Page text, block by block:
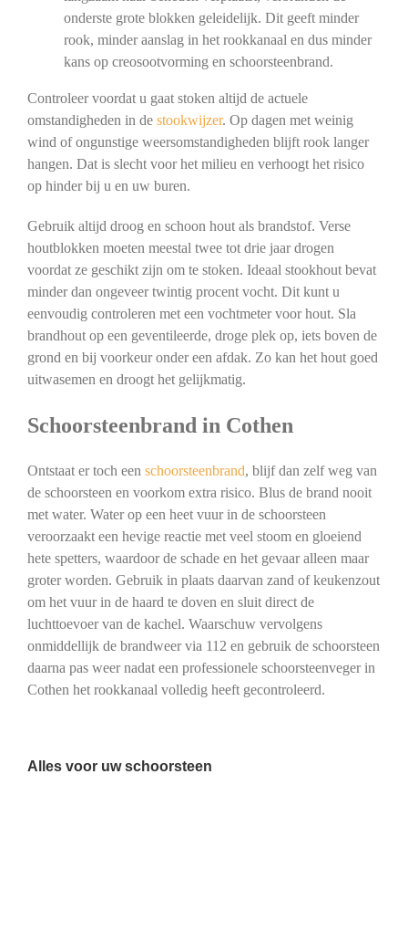
onderste grote blokken geleidelijk. Dit geeft minder
rook, minder aanslag in het rookkanaal en dus minder
kans op creosootvorming en schoorsteenbrand.
Controleer voordat u gaat stoken altijd de actuele
omstandigheden in de stookwijzer. Op dagen met weinig
wind of ongunstige weersomstandigheden blijft rook langer
hangen. Dat is slecht voor het milieu en verhoogt het risico
op hinder bij u en uw buren.
Gebruik altijd droog en schoon hout als brandstof. Verse
houtblokken moeten meestal twee tot drie jaar drogen
voordat ze geschikt zijn om te stoken. Ideaal stookhout bevat
minder dan ongeveer twintig procent vocht. Dit kunt u
eenvoudig controleren met een vochtmeter voor hout. Sla
brandhout op een geventileerde, droge plek op, iets boven de
grond en bij voorkeur onder een afdak. Zo kan het hout goed
uitwasemen en droogt het gelijkmatig.
Schoorsteenbrand in Cothen
Ontstaat er toch een schoorsteenbrand, blijf dan zelf weg van
de schoorsteen en voorkom extra risico. Blus de brand nooit
met water. Water op een heet vuur in de schoorsteen
veroorzaakt een hevige reactie met veel stoom en gloeiend
hete spetters, waardoor de schade en het gevaar alleen maar
groter worden. Gebruik in plaats daarvan zand of keukenzout
om het vuur in de haard te doven en sluit direct de
luchttoevoer van de kachel. Waarschuw vervolgens
onmiddellijk de brandweer via 112 en gebruik de schoorsteen
daarna pas weer nadat een professionele schoorsteenveger in
Cothen het rookkanaal volledig heeft gecontroleerd.
Alles voor uw schoorsteen